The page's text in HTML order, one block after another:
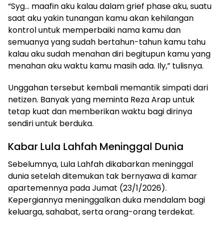
“Syg… maafin aku kalau dalam grief phase aku, suatu
saat aku yakin tunangan kamu akan kehilangan
kontrol untuk memperbaiki nama kamu dan
semuanya yang sudah bertahun-tahun kamu tahu
kalau aku sudah menahan diri begitupun kamu yang
menahan aku waktu kamu masih ada. Ily,” tulisnya.
Unggahan tersebut kembali memantik simpati dari
netizen. Banyak yang meminta Reza Arap untuk
tetap kuat dan memberikan waktu bagi dirinya
sendiri untuk berduka.
Kabar Lula Lahfah Meninggal Dunia
Sebelumnya, Lula Lahfah dikabarkan meninggal
dunia setelah ditemukan tak bernyawa di kamar
apartemennya pada Jumat (23/1/2026).
Kepergiannya meninggalkan duka mendalam bagi
keluarga, sahabat, serta orang-orang terdekat.